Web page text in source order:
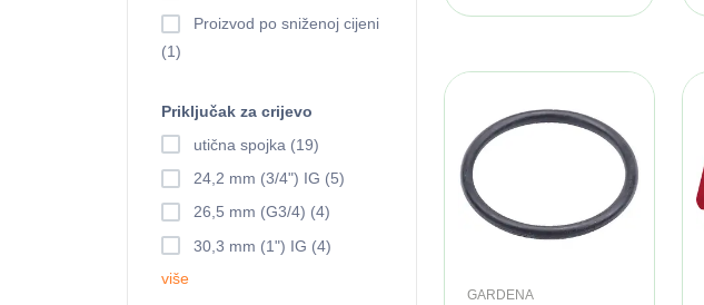
GARDENA
Proizvod po sniženoj cijeni
(1)
Priključak za crijevo
utična spojka (19)
24,2 mm (3/4") IG (5)
26,5 mm (G3/4) (4)
30,3 mm (1") IG (4)
više